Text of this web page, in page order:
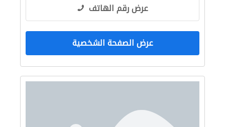
عرض رقم الهاتف
عرض الصفحة الشخصية